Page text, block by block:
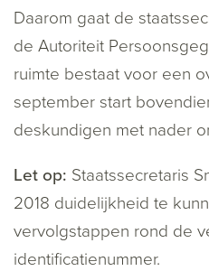
Daarom gaat de
de Autoriteit
ruimte bestaat voor een
september start
deskundigen met nader
Let op: Staatssecretaris
2018 duidelijkheid te
vervolgstappen rond de
identificatienummer.